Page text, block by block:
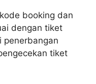
booking dan
dengan tiket
penerbangan
tiket